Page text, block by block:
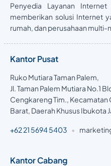
Penyedia Layanan
memberikan solusi Internet
rumah, dan perusahaan multi-
Kantor Pusat
Ruko Mutiara Taman Palem,
Jl. Taman Palem Mutiara No.1
Cengkareng Tim., Kecamatan
Barat, Daerah Khusus Ibukota
+62 21 5694 5403 •
Kantor Cabang